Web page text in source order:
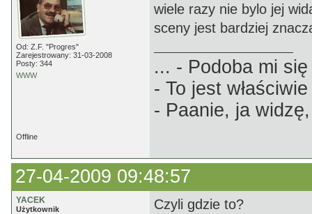
Od: Z.F. "Progres"
Zarejestrowany: 31-03-2008
Posty: 344
WWW
wiele razy nie bylo jej
sceny jest bardziej
... - Podoba mi
- To jest
- Paanie, ja
Offline
27-04-2009 09:48:57
YACEK
Użytkownik Czyli gdzie to?